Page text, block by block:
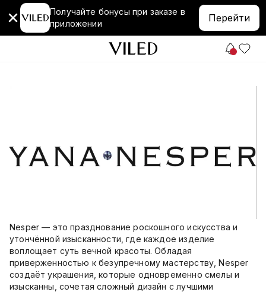
Получайте бонусы при заказе в
приложении
Перейти
Nesper — это празднование роскошного искусства и
утончённой изысканности, где каждое изделие
воплощает суть вечной красоты. Обладая
приверженностью к безупречному мастерству, Nesper
создаёт украшения, которые одновременно смелы и
изысканны, сочетая сложный дизайн с лучшими